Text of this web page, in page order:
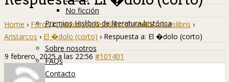
No ficción
Premios Hislibris de literatura histórica
Info
Sobre nosotros
FAQs
Contacto
Home › Foros › Concursos de relatos hist�ricos Hislibris ›
Aristarcos › El �dolo (corto) › Respuesta a: El �dolo (corto)
9 febrero, 2025 a las 22:56 #101401